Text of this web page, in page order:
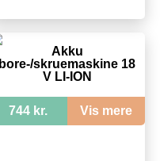
Akku
bore-/skruemaskine 18
V LI-ION
744 kr. Vis mere